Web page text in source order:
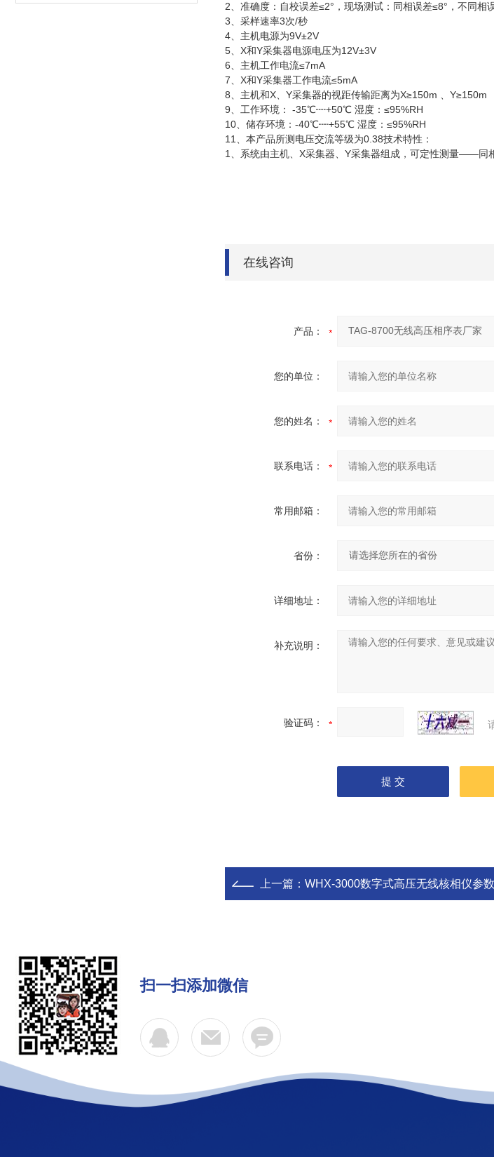
2、准确度：自校误差≤2°，现场测试：同相误差≤8°，不同相
3、采样速率3次/秒
4、主机电源为9V±2V
5、X和Y采集器电源电压为12V±3V
6、主机工作电流≤7mA
7、X和Y采集器工作电流≤5mA
8、主机和X、Y采集器的视距传输距离为X≥150m 、Y≥150m
9、工作环境： -35℃┉+50℃ 湿度：≤95%RH
10、储存环境：-40℃┉+55℃ 湿度：≤95%RH
11、本产品所测电压交流等级为0.38技术特性：
1、系统由主机、X采集器、Y采集器组成，可定性测量——同
在线咨询
产品：
您的单位：
您的姓名：
联系电话：
常用邮箱：
省份：
详细地址：
补充说明：
验证码：
上一篇： WHX-3000数字式高压无线核相仪参数
扫一扫添加微信